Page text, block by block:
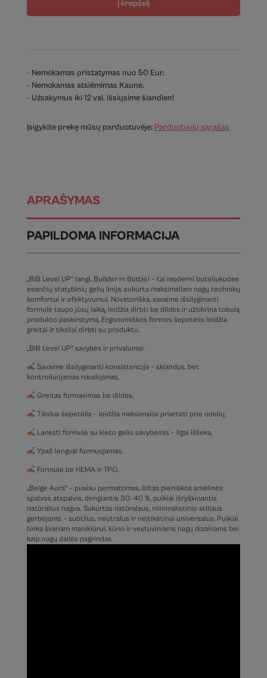
Į krepšelį
- Nemokamas pristatymas nuo 50 Eur.
- Nemokamas atsiėmimas Kaune.
- Užsakymus iki 12 val. išsiųsime šiandien!
Įsigykite prekę mūsų parduotuvėje: Parduotuvių sąrašas
APRAŠYMAS
PAPILDOMA INFORMACIJA
„BiB Level UP“ (angl. Builder in Bottle) – tai moderni buteliukuose
esančių statybinių gelių linija, sukurta maksimaliam nagų technikų
komfortui ir efektyvumui. Novatoriška, savaime išsilyginanti
formulė taupo jūsų laiką, leidžia dirbti be dildės ir užtikrina tobulą
produkto paskirstymą. Ergonomiškos formos šepetėlis leidžia
greitai ir tiksliai dirbti su produktu.
„BiB Level UP“ savybės ir privalumai:
Savaime išsilyginanti konsistencija – sklandus, bet
kontroliuojamas naudojimas,
Greitas formavimas be dildės,
Tikslus šepetėlis – leidžia maksimaliai priartėti prie odelių,
Lanksti formulė su kieto gelio savybėmis – ilgai išlieka,
Ypač lengvai formuojamas,
Formulė be HEMA ir TPO,
„Beige Aura“ – pusiau permatomas, šiltas pieniškos smėlinės
spalvos atspalvis, dengiantis 30–40 %, puikiai išryškinantis
natūralius nagus. Sukurtas natūralaus, minimalistinio stiliaus
gerbėjoms – subtilus, neutralus ir neįtikėtinai universalus. Puikiai
tinka švariam manikiūrui, kūno ir vestuviniams nagų dizainams bei
kaip nagų dailės pagrindas.